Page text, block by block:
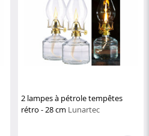
2 lampes à pétrole tempêtes
rétro - 28 cm Lunartec